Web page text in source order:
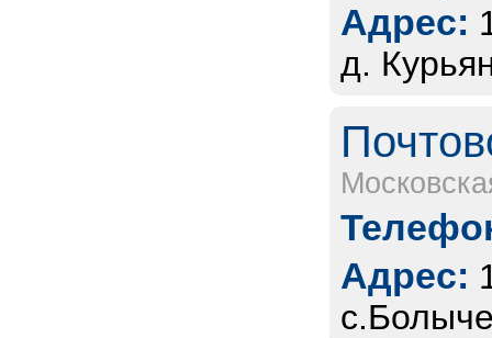
Адрес:
д.
Адрес: